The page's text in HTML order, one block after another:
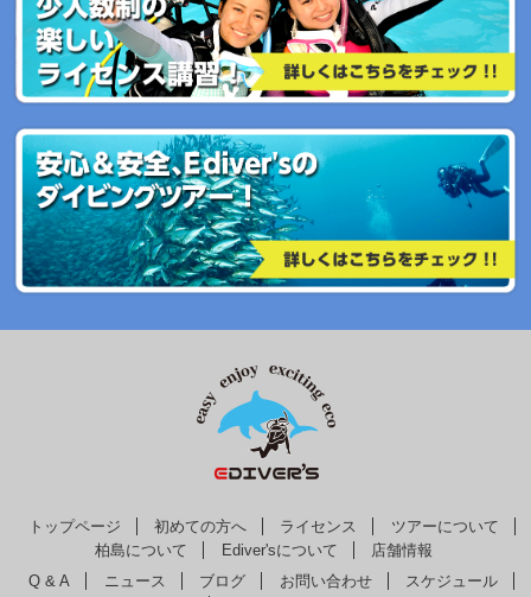
トップページ 初めての方へ ライセンス
ツアーについて
柏島について
Ediver'sについて
店舗情報
Q & A
ニュース ブログ お問い合わせ
スケジュール